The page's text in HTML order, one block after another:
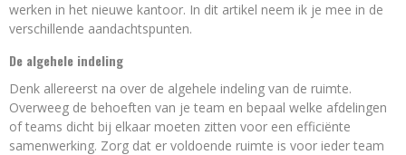
werken in het nieuwe kantoor. In dit artikel neem ik je mee in de
verschillende aandachtspunten.
De algehele indeling
Denk allereerst na over de algehele indeling van de ruimte.
Overweeg de behoeften van je team en bepaal welke afdelingen
of teams dicht bij elkaar moeten zitten voor een efficiënte
samenwerking. Zorg dat er voldoende ruimte is voor ieder team